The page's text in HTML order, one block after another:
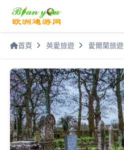
首頁 英愛旅遊 愛爾蘭旅遊